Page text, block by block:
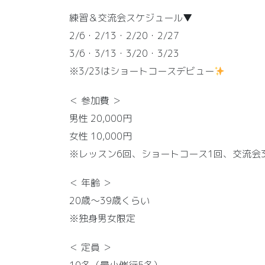
練習＆交流会スケジュール▼
2/6・2/13・2/20・2/27
3/6・3/13・3/20・3/23
※3/23はショートコースデビュー
＜ 参加費 ＞
男性 20,000円
女性 10,000円
※レッスン6回、ショートコース1回、交流会
＜ 年齢 ＞
20歳～39歳くらい
※独身男女限定
＜ 定員 ＞